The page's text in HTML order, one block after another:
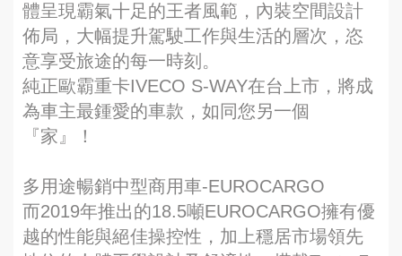
體呈現霸氣十足的王者風範，內裝空間設計
佈局，大幅提升駕駛工作與生活的層次，恣
意享受旅途的每一時刻。
純正歐霸重卡IVECO S-WAY在台上市，將成
為車主最鍾愛的車款，如同您另一個
『家』！
多用途暢銷中型商用車-EUROCARGO
而2019年推出的18.5噸EUROCARGO擁有優
越的性能與絕佳操控性，加上穩居市場領先